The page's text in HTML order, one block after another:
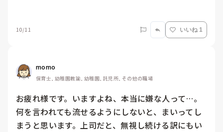
10/11 いいね 1
momo
保育士, 幼稚園教諭, 幼稚園, 託児所, その他の職場
お疲れ様です。いますよね、本当に嫌な人って…。
何を言われても流せるようにしないと、まいってし
まうと思います。上司だと、無視し続ける訳にもい